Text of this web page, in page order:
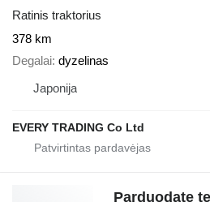
Ratinis traktorius
378 km
Degalai dyzelinas
Japonija
EVERY TRADING Co Ltd
Parduodate